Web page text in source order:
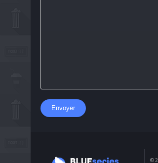
Envoyer
©